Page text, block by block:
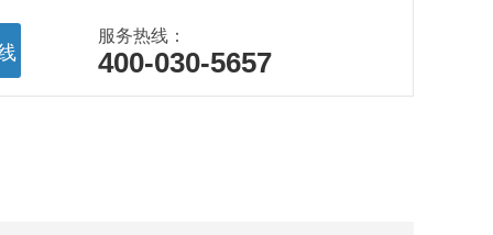
服务热线：
400-030-5657